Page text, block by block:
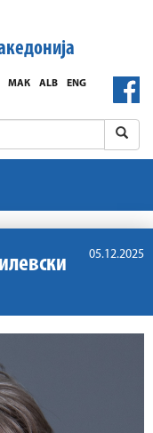
ENG
ALB
МАК
05.12.2025